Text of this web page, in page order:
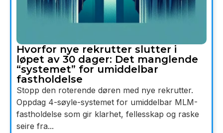
Hvorfor nye rekrutter slutter i
løpet av 30 dager: Det manglende
“systemet” for umiddelbar
fastholdelse
Stopp den roterende døren med nye rekrutter.
Oppdag 4-søyle-systemet for umiddelbar MLM-
fastholdelse som gir klarhet, fellesskap og raske
seire fra...